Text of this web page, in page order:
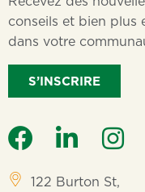
conseils et bien plus
dans votre
S’INSCRIRE
122 Burton St,